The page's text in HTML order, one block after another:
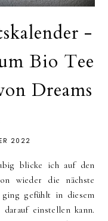
-
Bio Tee
Dreams
2022
blicke ich auf den
wieder die nächste
gefühlt in diesem
einstellen kann.